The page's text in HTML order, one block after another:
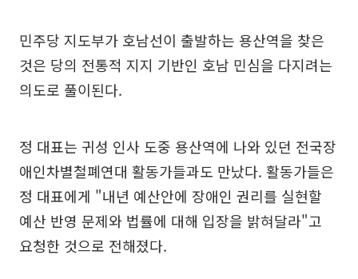
민주당 지도부가 호남선이 출발하는 용산역을 찾은
것은 당의 전통적 지지 기반인 호남 민심을 다지려는
의도로 풀이된다.
정 대표는 귀성 인사 도중 용산역에 나와 있던 전국장
애인차별철폐연대 활동가들과도 만났다. 활동가들은
정 대표에게 "내년 예산안에 장애인 권리를 실현할
예산 반영 문제와 법률에 대해 입장을 밝혀달라"고
요청한 것으로 전해졌다.